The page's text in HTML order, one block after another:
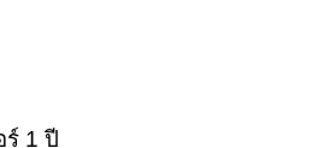
ร์ 1 ปี